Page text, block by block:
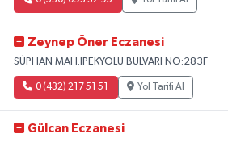
Zeynep Öner Eczanesi
SÜPHAN MAH.İPEKYOLU BULVARI NO:283F
0 (432) 217 51 51 Yol Tarifi Al
Gülcan Eczanesi